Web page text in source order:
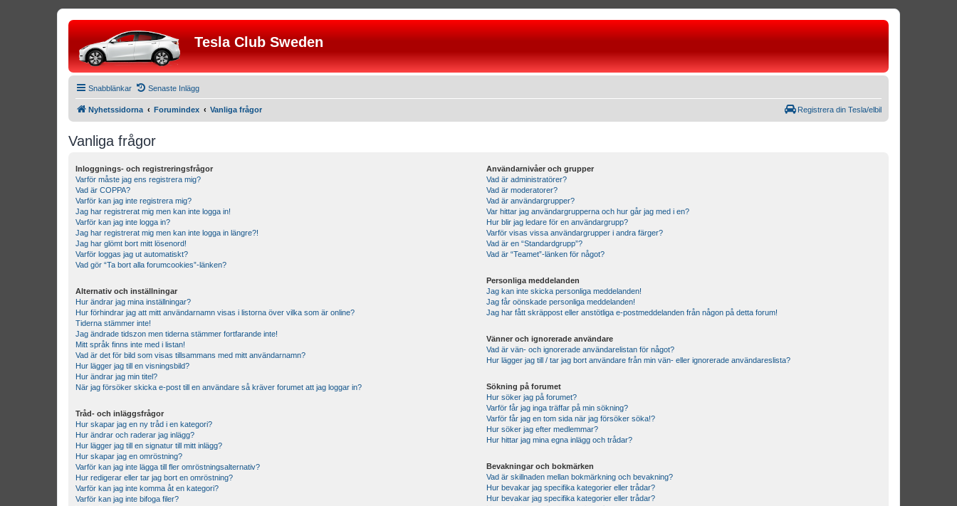
Tesla Club Sweden
Snabblänkar Senaste Inlägg
Nyhetssidorna Forumindex Vanliga frågor Registrera din Tesla/elbil
Vanliga frågor
Inloggnings- och registreringsfrågor
Varför måste jag ens registrera mig?
Vad är COPPA?
Varför kan jag inte registrera mig?
Jag har registrerat mig men kan inte logga in!
Varför kan jag inte logga in?
Jag har registrerat mig men kan inte logga in längre?!
Jag har glömt bort mitt lösenord!
Varför loggas jag ut automatiskt?
Vad gör “Ta bort alla forumcookies”-länken?
Alternativ och inställningar
Hur ändrar jag mina inställningar?
Hur förhindrar jag att mitt användarnamn visas i listorna över vilka som är online?
Tiderna stämmer inte!
Jag ändrade tidszon men tiderna stämmer fortfarande inte!
Mitt språk finns inte med i listan!
Vad är det för bild som visas tillsammans med mitt användarnamn?
Hur lägger jag till en visningsbild?
Hur ändrar jag min titel?
När jag försöker skicka e-post till en användare så kräver forumet att jag loggar in?
Tråd- och inläggsfrågor
Hur skapar jag en ny tråd i en kategori?
Hur ändrar och raderar jag inlägg?
Hur lägger jag till en signatur till mitt inlägg?
Hur skapar jag en omröstning?
Varför kan jag inte lägga till fler omröstningsalternativ?
Hur redigerar eller tar jag bort en omröstning?
Varför kan jag inte komma åt en kategori?
Varför kan jag inte bifoga filer?
Användarnivåer och grupper
Vad är administratörer?
Vad är moderatorer?
Vad är användargrupper?
Var hittar jag användargrupperna och hur går jag med i en?
Hur blir jag ledare för en användargrupp?
Varför visas vissa användargrupper i andra färger?
Vad är en “Standardgrupp”?
Vad är “Teamet”-länken för något?
Personliga meddelanden
Jag kan inte skicka personliga meddelanden!
Jag får oönskade personliga meddelanden!
Jag har fått skräppost eller anstötliga e-postmeddelanden från någon på detta forum!
Vänner och ignorerade användare
Vad är vän- och ignorerade användarelistan för något?
Hur lägger jag till / tar jag bort användare från min vän- eller ignorerade användareslista?
Sökning på forumet
Hur söker jag på forumet?
Varför får jag inga träffar på min sökning?
Varför får jag en tom sida när jag försöker söka!?
Hur söker jag efter medlemmar?
Hur hittar jag mina egna inlägg och trådar?
Bevakningar och bokmärken
Vad är skillnaden mellan bokmärkning och bevakning?
Hur bevakar jag specifika kategorier eller trådar?
Hur bevakar jag specifika kategorier eller trådar?